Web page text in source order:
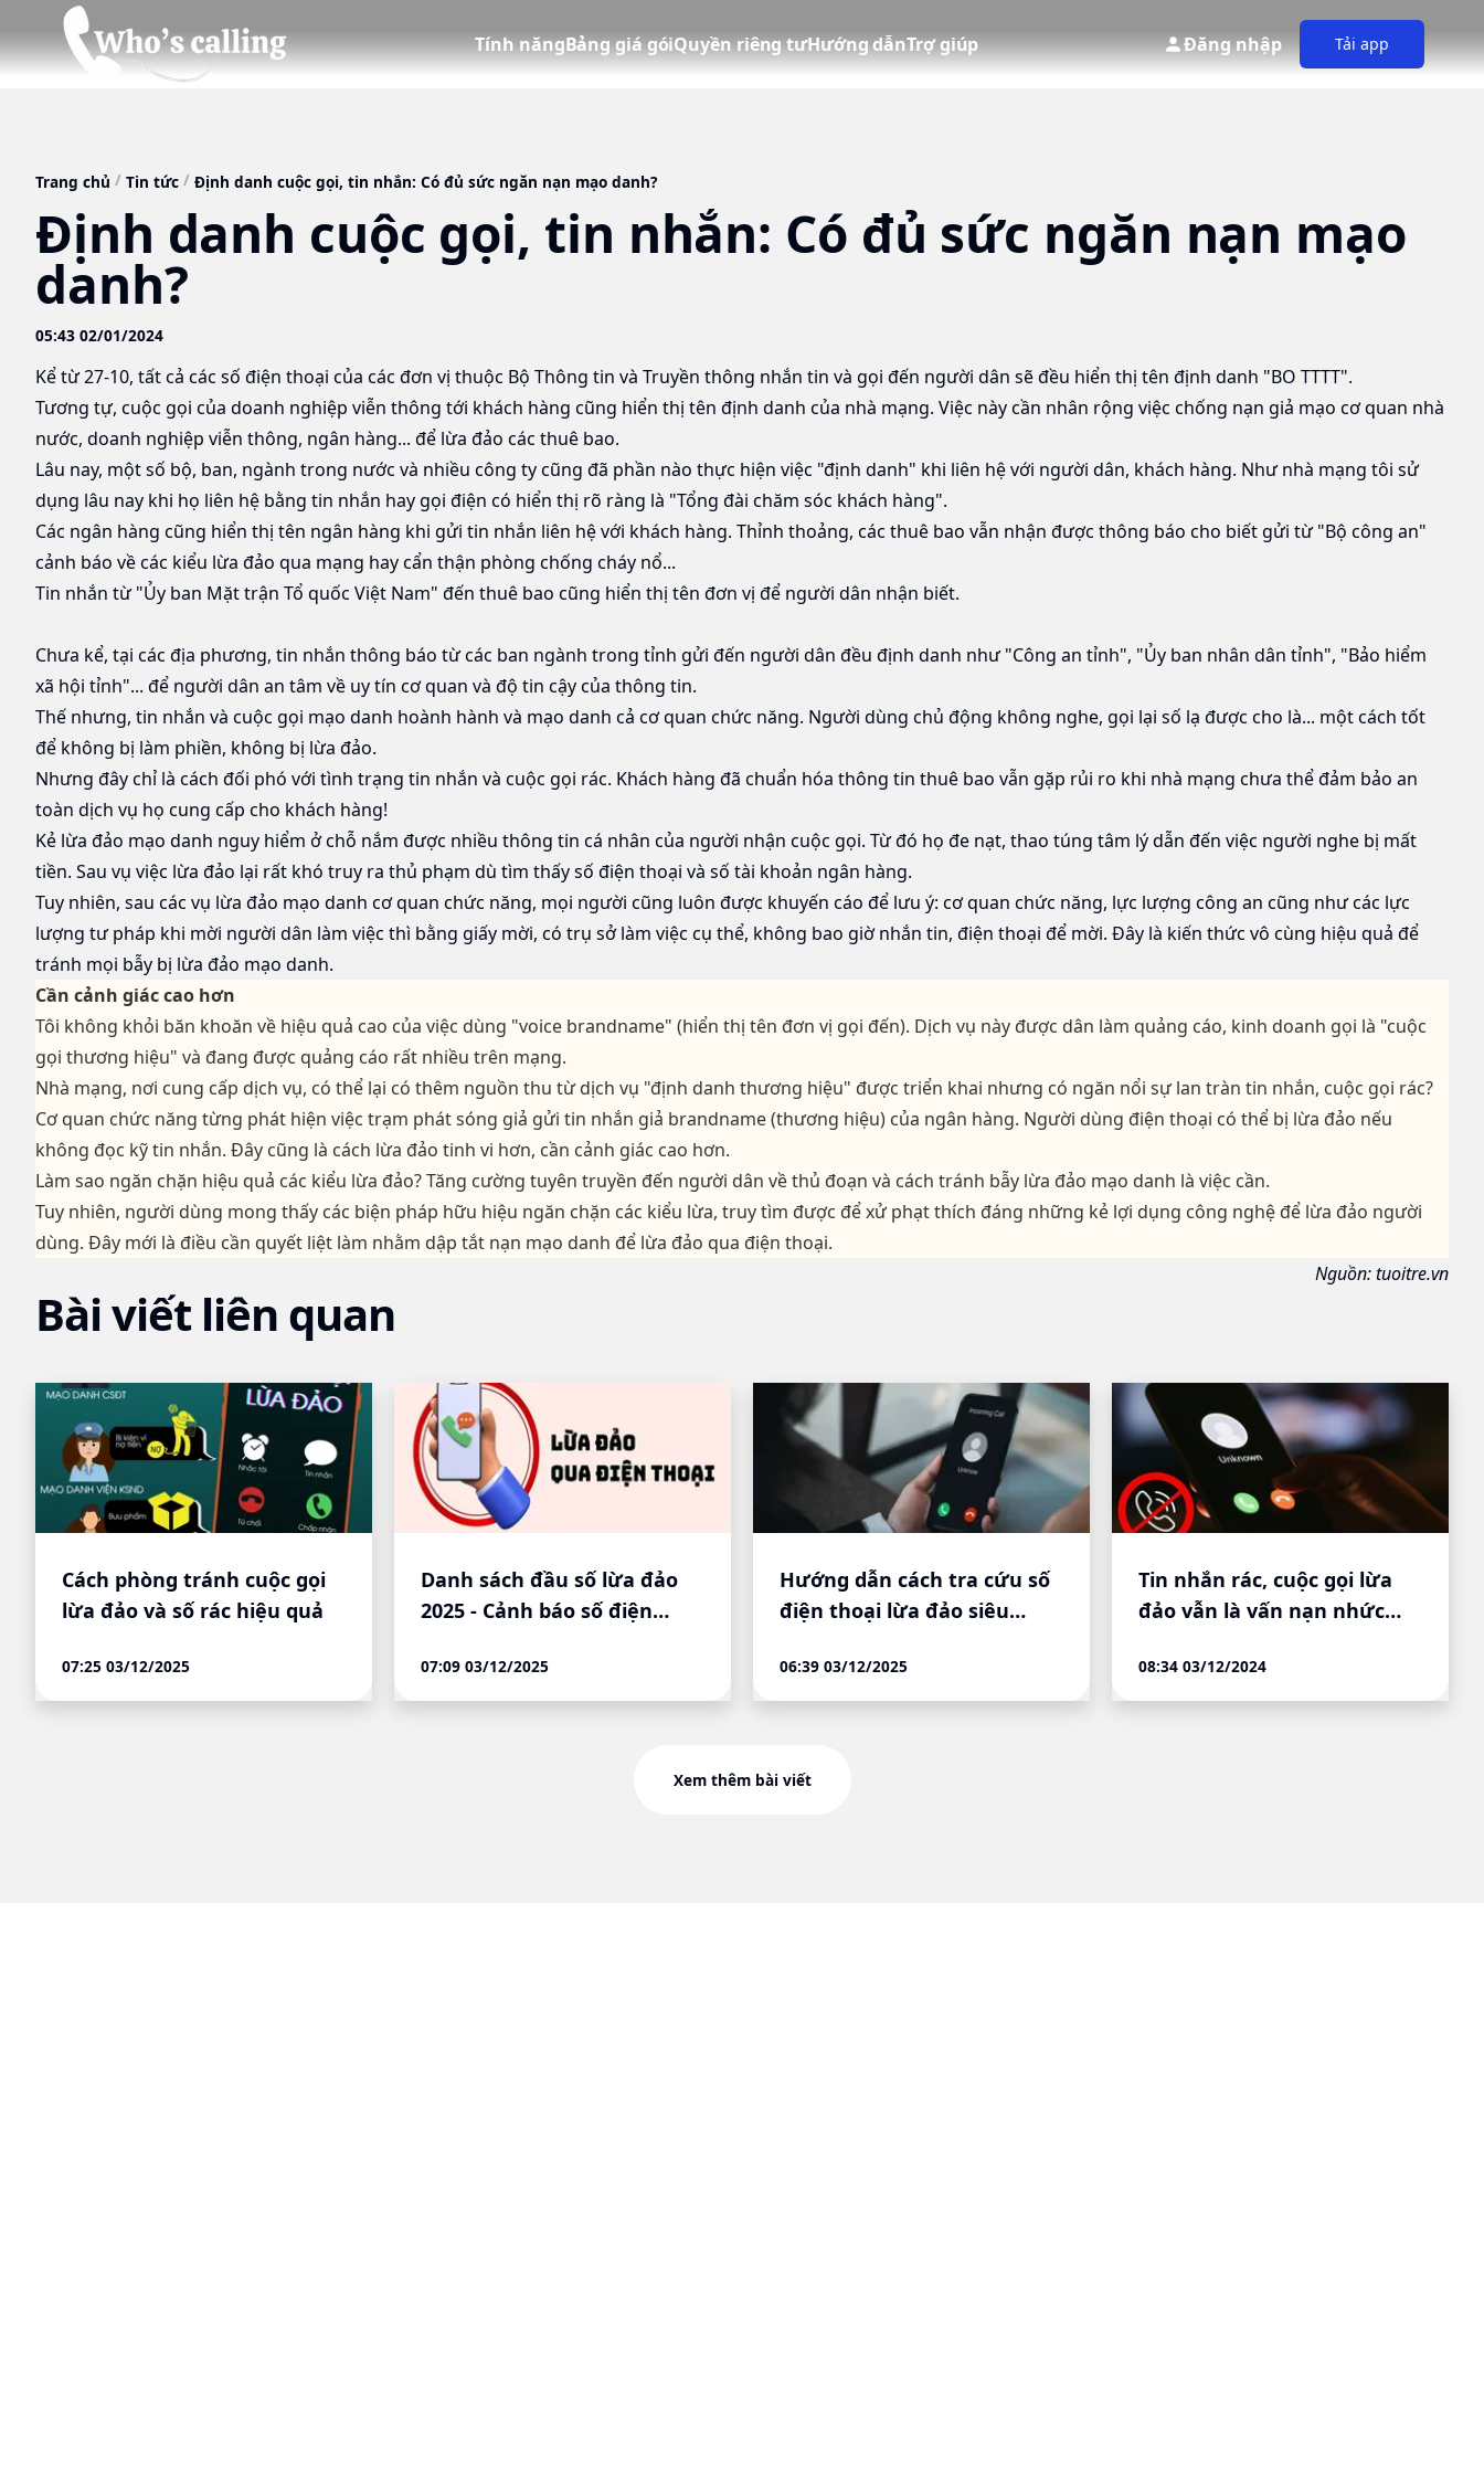
Tính năngBảng giá góiQuyền riêng tưHướng dẫnTrợ giúp Đăng nhập Tải app
Trang chủ Tin tức Định danh cuộc gọi, tin nhắn: Có đủ sức ngăn nạn mạo danh?
Định danh cuộc gọi, tin nhắn: Có đủ sức ngăn nạn mạo
danh?
05:43 02/01/2024
Kể từ 27-10, tất cả các số điện thoại của các đơn vị thuộc Bộ Thông tin và Truyền thông nhắn tin và gọi đến người dân sẽ đều hiển thị tên định danh "BO TTTT".
Tương tự, cuộc gọi của doanh nghiệp viễn thông tới khách hàng cũng hiển thị tên định danh của nhà mạng. Việc này cần nhân rộng việc chống nạn giả mạo cơ quan nhà
nước, doanh nghiệp viễn thông, ngân hàng... để lừa đảo các thuê bao.
Lâu nay, một số bộ, ban, ngành trong nước và nhiều công ty cũng đã phần nào thực hiện việc "định danh" khi liên hệ với người dân, khách hàng. Như nhà mạng tôi sử
dụng lâu nay khi họ liên hệ bằng tin nhắn hay gọi điện có hiển thị rõ ràng là "Tổng đài chăm sóc khách hàng".
Các ngân hàng cũng hiển thị tên ngân hàng khi gửi tin nhắn liên hệ với khách hàng. Thỉnh thoảng, các thuê bao vẫn nhận được thông báo cho biết gửi từ "Bộ công an"
cảnh báo về các kiểu lừa đảo qua mạng hay cẩn thận phòng chống cháy nổ...
Tin nhắn từ "Ủy ban Mặt trận Tổ quốc Việt Nam" đến thuê bao cũng hiển thị tên đơn vị để người dân nhận biết.
Chưa kể, tại các địa phương, tin nhắn thông báo từ các ban ngành trong tỉnh gửi đến người dân đều định danh như "Công an tỉnh", "Ủy ban nhân dân tỉnh", "Bảo hiểm
xã hội tỉnh"... để người dân an tâm về uy tín cơ quan và độ tin cậy của thông tin.
Thế nhưng, tin nhắn và cuộc gọi mạo danh hoành hành và mạo danh cả cơ quan chức năng. Người dùng chủ động không nghe, gọi lại số lạ được cho là... một cách tốt
để không bị làm phiền, không bị lừa đảo.
Nhưng đây chỉ là cách đối phó với tình trạng tin nhắn và cuộc gọi rác. Khách hàng đã chuẩn hóa thông tin thuê bao vẫn gặp rủi ro khi nhà mạng chưa thể đảm bảo an
toàn dịch vụ họ cung cấp cho khách hàng!
Kẻ lừa đảo mạo danh nguy hiểm ở chỗ nắm được nhiều thông tin cá nhân của người nhận cuộc gọi. Từ đó họ đe nạt, thao túng tâm lý dẫn đến việc người nghe bị mất
tiền. Sau vụ việc lừa đảo lại rất khó truy ra thủ phạm dù tìm thấy số điện thoại và số tài khoản ngân hàng.
Tuy nhiên, sau các vụ lừa đảo mạo danh cơ quan chức năng, mọi người cũng luôn được khuyến cáo để lưu ý: cơ quan chức năng, lực lượng công an cũng như các lực
lượng tư pháp khi mời người dân làm việc thì bằng giấy mời, có trụ sở làm việc cụ thể, không bao giờ nhắn tin, điện thoại để mời. Đây là kiến thức vô cùng hiệu quả để
tránh mọi bẫy bị lừa đảo mạo danh.
Cần cảnh giác cao hơn
Tôi không khỏi băn khoăn về hiệu quả cao của việc dùng "voice brandname" (hiển thị tên đơn vị gọi đến). Dịch vụ này được dân làm quảng cáo, kinh doanh gọi là "cuộc
gọi thương hiệu" và đang được quảng cáo rất nhiều trên mạng.
Nhà mạng, nơi cung cấp dịch vụ, có thể lại có thêm nguồn thu từ dịch vụ "định danh thương hiệu" được triển khai nhưng có ngăn nổi sự lan tràn tin nhắn, cuộc gọi rác?
Cơ quan chức năng từng phát hiện việc trạm phát sóng giả gửi tin nhắn giả brandname (thương hiệu) của ngân hàng. Người dùng điện thoại có thể bị lừa đảo nếu
không đọc kỹ tin nhắn. Đây cũng là cách lừa đảo tinh vi hơn, cần cảnh giác cao hơn.
Làm sao ngăn chặn hiệu quả các kiểu lừa đảo? Tăng cường tuyên truyền đến người dân về thủ đoạn và cách tránh bẫy lừa đảo mạo danh là việc cần.
Tuy nhiên, người dùng mong thấy các biện pháp hữu hiệu ngăn chặn các kiểu lừa, truy tìm được để xử phạt thích đáng những kẻ lợi dụng công nghệ để lừa đảo người
dùng. Đây mới là điều cần quyết liệt làm nhằm dập tắt nạn mạo danh để lừa đảo qua điện thoại.
Nguồn: tuoitre.vn
Bài viết liên quan
Cách phòng tránh cuộc gọi
lừa đảo và số rác hiệu quả
07:25 03/12/2025
Danh sách đầu số lừa đảo
2025 - Cảnh báo số điện
07:09 03/12/2025
Hướng dẫn cách tra cứu số
điện thoại lừa đảo siêu
06:39 03/12/2025
Tin nhắn rác, cuộc gọi lừa
đảo vẫn là vấn nạn nhức
08:34 03/12/2024
Xem thêm bài viết